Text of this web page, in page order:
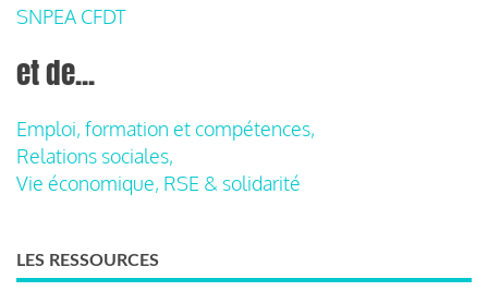
SNPEA CFDT
et de...
Emploi, formation et compétences,
Relations sociales,
Vie économique, RSE & solidarité
LES RESSOURCES